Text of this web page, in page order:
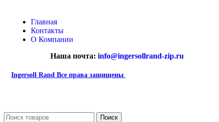
Главная
Контакты
О Компании
Наша почта: info@ingersollrand-zip.ru
Ingersoll Rand Все права защищены
Поиск